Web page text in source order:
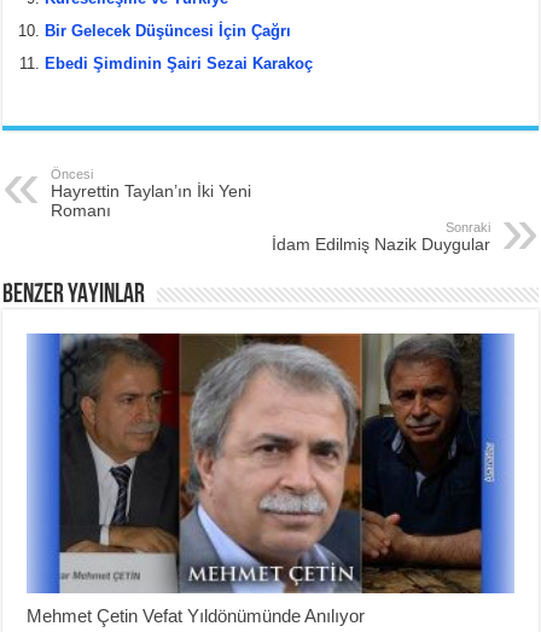
Bir Gelecek Düşüncesi İçin Çağrı
Ebedi Şimdinin Şairi Sezai Karakoç
Öncesi
Hayrettin Taylan’ın İki Yeni
Romanı
Sonraki
İdam Edilmiş Nazik Duygular
BENZER YAYINLAR
Mehmet Çetin Vefat Yıldönümünde Anılıyor